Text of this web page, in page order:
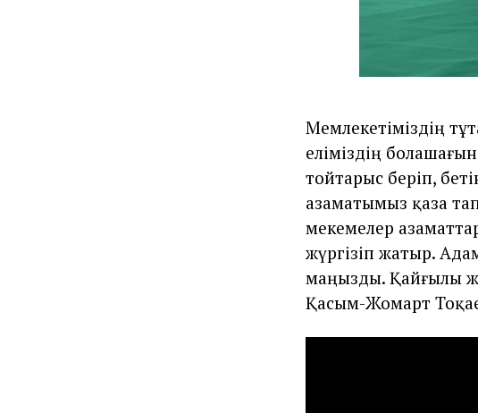
Мемлекетіміздің
еліміздің
тойтарыс беріп,
азаматымыз қаза
мекемелер
жүргізіп жатыр.
маңызды. Қайғылы
Қасым-Жомарт